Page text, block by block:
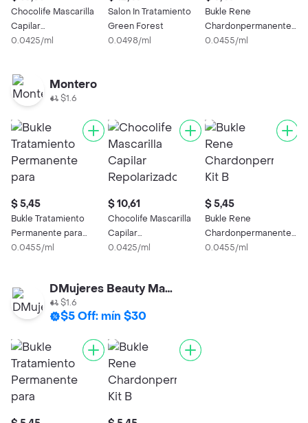
Chocolife Mascarilla
Capilar
Repolarizadora
0.0425/ml
Salon In Tratamiento
Green Forest
0.0498/ml
Bukle Rene
Chardonpermanente
Kit B
0.0455/ml
Montero
$1.6
$ 5,45
Bukle Tratamiento
Permanente para
Cabellos muy Lisos o
0.0455/ml
$ 10,61
Chocolife Mascarilla
Capilar
Repolarizadora
0.0425/ml
$ 5,45
Bukle Rene
Chardonpermanente
Kit B
0.0455/ml
DMujeres Beauty Market
$1.6
$5 Off: mín $30